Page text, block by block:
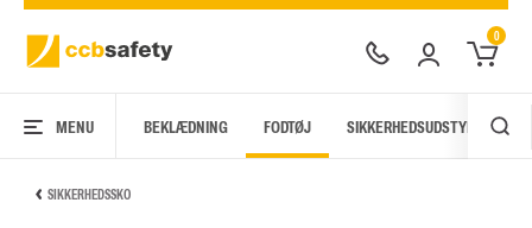
0
MENU BEKLÆDNING FODTØJ SIKKERHEDSUDSTYR
SIKKERHEDSSKO